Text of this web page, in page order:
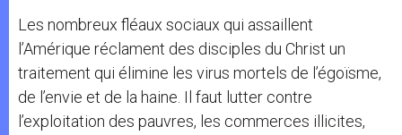
Les nombreux fléaux sociaux qui assaillent
l’Amérique réclament des disciples du Christ un
traitement qui élimine les virus mortels de l’égoïsme,
de l’envie et de la haine. Il faut lutter contre
l’exploitation des pauvres, les commerces illicites,